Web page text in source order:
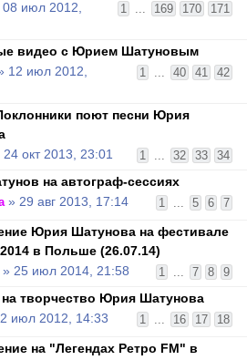
1 ... 169 170 171
июл 2012,
видео с Юрием Шатуновым
1 ... 40 41 42
12 июл 2012,
поют песни Юрия
1 ... 32 33 34
окт 2013, 23:01
на автограф-сессиях
1 ... 5 6 7
» 29 авг 2013, 17:14
Юрия Шатунова на фестивале
в Польше (26.07.14)
1 ... 7 8 9
» 25 июл 2014, 21:58
творчество Юрия Шатунова
1 ... 16 17 18
июл 2012, 14:33
на "Легендах Ретро FM" в